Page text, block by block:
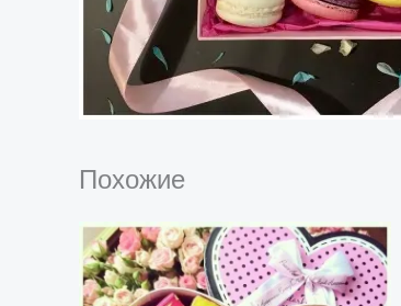
Похожие